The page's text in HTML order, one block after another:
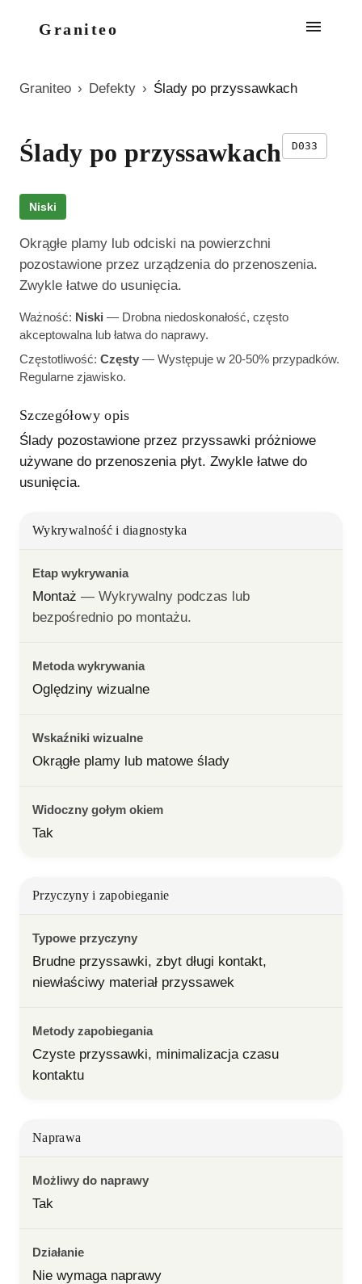
Graniteo
Graniteo › Defekty › Ślady po przyssawkach
Ślady po przyssawkach D033
Niski
Okrągłe plamy lub odciski na powierzchni
pozostawione przez urządzenia do przenoszenia.
Zwykle łatwe do usunięcia.
Ważność: Niski — Drobna niedoskonałość, często
akceptowalna lub łatwa do naprawy.
Częstotliwość: Częsty — Występuje w 20-50% przypadków.
Regularne zjawisko.
Szczegółowy opis
Ślady pozostawione przez przyssawki próżniowe
używane do przenoszenia płyt. Zwykle łatwe do
usunięcia.
Wykrywalność i diagnostyka
Etap wykrywania
Montaż — Wykrywalny podczas lub
bezpośrednio po montażu.
Metoda wykrywania
Oględziny wizualne
Wskaźniki wizualne
Okrągłe plamy lub matowe ślady
Widoczny gołym okiem
Tak
Przyczyny i zapobieganie
Typowe przyczyny
Brudne przyssawki, zbyt długi kontakt,
niewłaściwy materiał przyssawek
Metody zapobiegania
Czyste przyssawki, minimalizacja czasu
kontaktu
Naprawa
Możliwy do naprawy
Tak
Działanie
Nie wymaga naprawy